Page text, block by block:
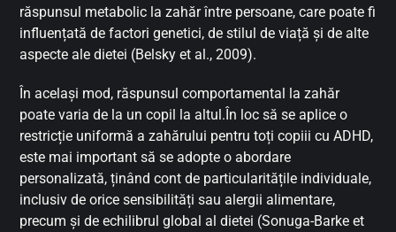
răspunsul metabolic la zahăr între persoane, care poate fi
influențată de factori genetici, de stilul de viață și de alte
aspecte ale dietei (Belsky et al., 2009).
În același mod, răspunsul comportamental la zahăr
poate varia de la un copil la altul.În loc să se aplice o
restricție uniformă a zahărului pentru toți copiii cu ADHD,
este mai important să se adopte o abordare
personalizată, ținând cont de particularitățile individuale,
inclusiv de orice sensibilități sau alergii alimentare,
precum și de echilibrul global al dietei (Sonuga-Barke et